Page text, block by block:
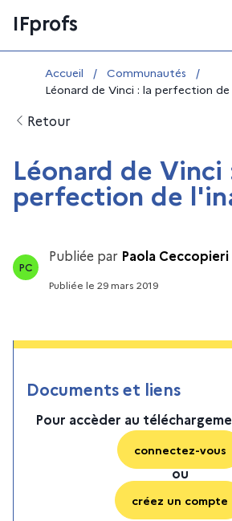
au
contenu
IFprofs
Vous êtes ici :
Accueil / Communautés
/
Léonard de Vinci : la perfection de
Retour
Léonard de Vinci
perfection de
PC
Publiée par Paola Ceccopieri
Publiée le 29 mars 2019
Documents et liens
Pour accèder au
connectez-vous
ou
créez un compte